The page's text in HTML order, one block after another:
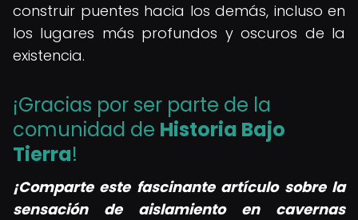
construir puentes hacia los demás, incluso en
los lugares más profundos y oscuros de la
existencia.
¡Gracias por ser parte de la
comunidad de Historia Bajo
Tierra!
¡Comparte este fascinante artículo sobre la
sensación de aislamiento en cavernas